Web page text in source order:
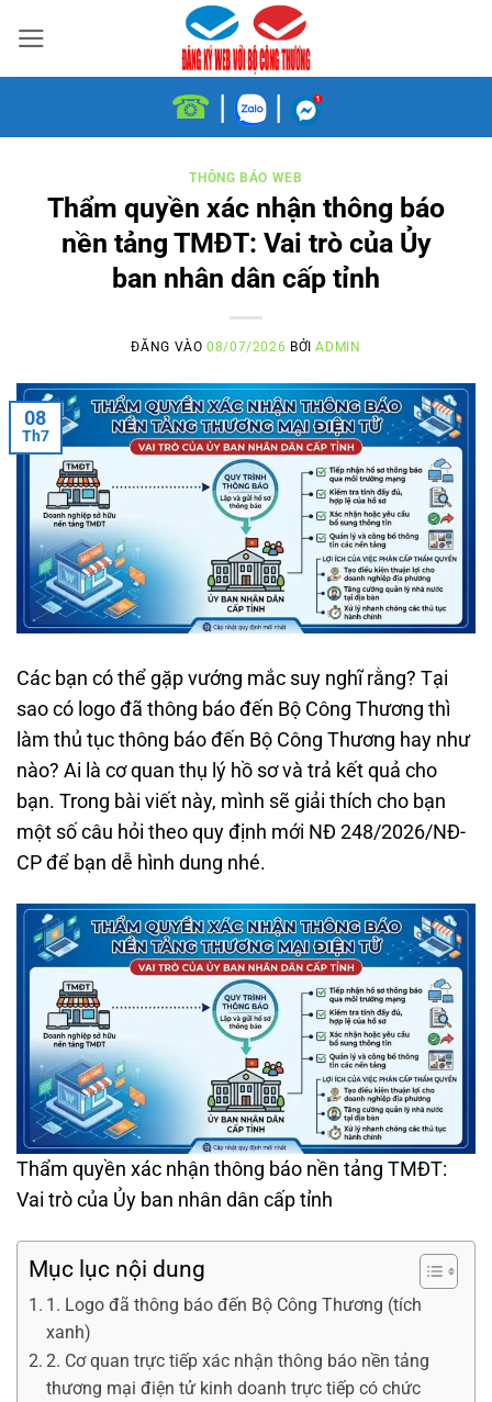
qua
nội
☎ | |
THÔNG BÁO WEB
Thẩm quyền xác nhận thông báo
nền tảng TMĐT: Vai trò của Ủy
ban nhân dân cấp tỉnh
ĐĂNG VÀO08/07/2026 BỞIADMIN
08
Th7
Các bạn có thể gặp vướng mắc suy nghĩ rằng? Tại
sao có logo đã thông báo đến Bộ Công Thương thì
làm thủ tục thông báo đến Bộ Công Thương hay như
nào? Ai là cơ quan thụ lý hồ sơ và trả kết quả cho
bạn. Trong bài viết này, mình sẽ giải thích cho bạn
một số câu hỏi theo quy định mới NĐ 248/2026/NĐ-
CP để bạn dễ hình dung nhé.
Thẩm quyền xác nhận thông báo nền tảng TMĐT:
Vai trò của Ủy ban nhân dân cấp tỉnh
Mục lục nội dung
1. Logo đã thông báo đến Bộ Công Thương (tích
xanh)
2. Cơ quan trực tiếp xác nhận thông báo nền tảng
thương mại điện tử kinh doanh trực tiếp có chức